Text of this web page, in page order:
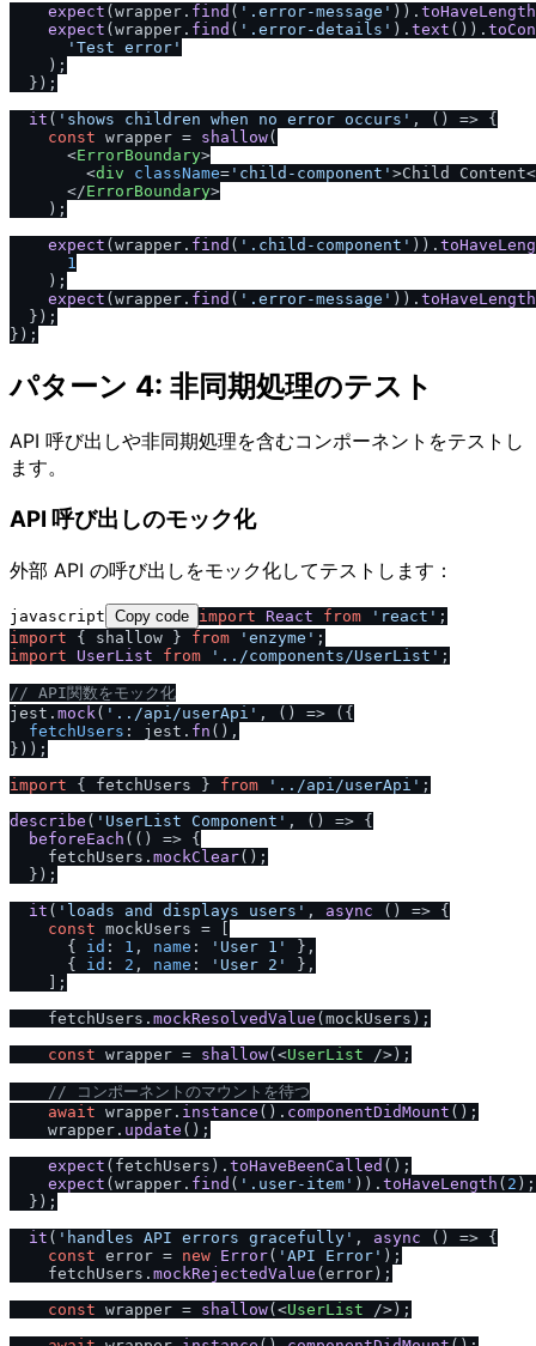
expect (wrapper. find ( '.error-message' )). toHaveLength
expect (wrapper. find ( '.error-details' ). text ()).
'Test error'
    );
  });
it ( 'shows children when no error occurs' , () => {
const wrapper = shallow(
<ErrorBoundary>
<div className= 'child-component' >Child Content
</ErrorBoundary>
    );
expect (wrapper. find ( '.child-component' )).
1
    );
expect (wrapper. find ( '.error-message' )). toHaveLength
  });
パターン 4: 非同期処理のテスト
API 呼び出しや非同期処理を含むコンポーネントをテストし
ます。
API 呼び出しのモック化
外部 API の呼び出しをモック化してテストします：
javascript Copy code import React from 'react'
import { shallow } from 'enzyme'
import
UserList from '.. /components /UserList' ;
/ / API関数をモック化
jest. mock ( '.. /api /userApi' , () => ({
fetchUsers : jest. fn (),
}));
import { fetchUsers } from '.. /api /userApi' ;
describe ( 'UserList Component' , () => {
beforeEach ( () => {
    fetchUsers.
mockClear();
  });
it ( 'loads and displays users' , async () => {
const mockUsers = [
      {
id : 1 , name : 'User 1'
},
      {
id : 2 , name : 'User 2'
},
    ];
    fetchUsers.
mockResolvedValue (mockUsers);
const wrapper = shallow( <UserList /> );
/ / コンポーネントのマウントを待つ
await wrapper. instance (). componentDidMount ();
    wrapper.
update ();
expect (fetchUsers). toHaveBeenCalled ();
expect (wrapper. find ( '.user-item' )). toHaveLength ( 2 );
  });
it ( 'handles API errors gracefully' , async () => {
const error = new Error( 'API Error' );
    fetchUsers.
mockRejectedValue (error);
const wrapper = shallow( <UserList /> );